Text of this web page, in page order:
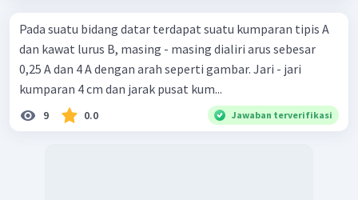
Pada suatu bidang datar terdapat suatu kumparan tipis A
dan kawat lurus B, masing - masing dialiri arus sebesar
0,25 A dan 4 A dengan arah seperti gambar. Jari - jari
kumparan 4 cm dan jarak pusat kum...
9 0.0 Jawaban terverifikasi